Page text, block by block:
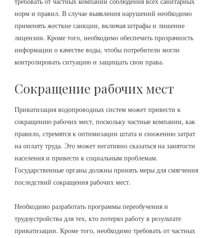
норм и правил. В случае выявления нарушений необходимо
применять жесткие санкции, включая штрафы и лишение
лицензии. Кроме того, необходимо обеспечить прозрачность
информации о качестве воды, чтобы потребители могли
контролировать ситуацию и защищать свои права.
Сокращение рабочих мест
Приватизация водопроводных систем может привести к
сокращению рабочих мест, поскольку частные компании, как
правило, стремятся к оптимизации штата и снижению затрат
на оплату труда. Это может негативно сказаться на занятости
населения и привести к социальным проблемам.
Государственные органы должны принять меры для смягчения
последствий сокращения рабочих мест.
Необходимо разработать программы переобучения и
трудоустройства для тех, кто потерял работу в результате
приватизации. Кроме того, необходимо требовать от частных